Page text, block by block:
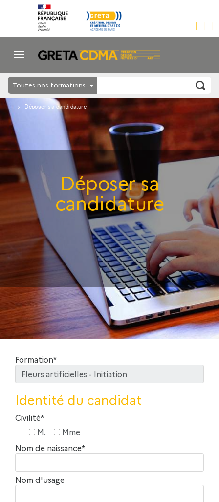
Toutes nos formations
Déposer sa
candidature
Déposer sa candidature
Formation*
Identité du candidat
Civilité*
M.
Mme
Nom de naissance*
Nom d'usage